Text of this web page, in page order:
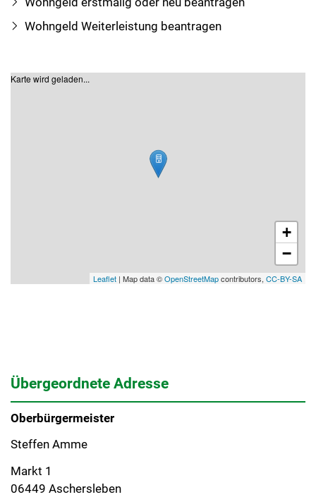
Wohngeld Weiterleistung beantragen
Karte wird geladen...
+
−
Leaflet | Map data ©OpenStreetMapcontributors, CC-BY-SA
Übergeordnete Adresse
Oberbürgermeister
Steffen Amme
Markt 1
06449 Aschersleben